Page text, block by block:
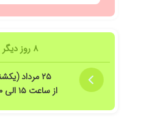
۸ روز دیگر
۲۵ مرداد (یکشنبه)
از ساعت ۱۵ الی ۱۸:۳۰